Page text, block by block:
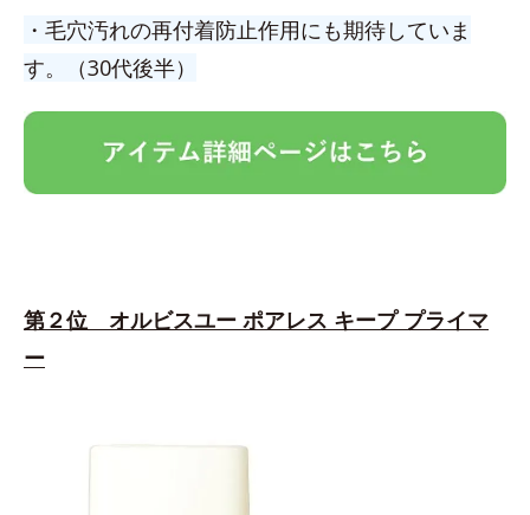
・毛穴汚れの再付着防止作用にも期待していま
す。（30代後半）
第２位 オルビスユー ポアレス キープ プライマ
ー